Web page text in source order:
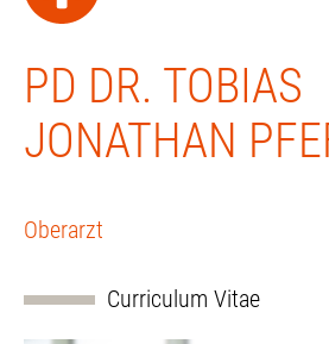
PD DR. TOBIAS
JONATHAN
Oberarzt
Curriculum Vitae